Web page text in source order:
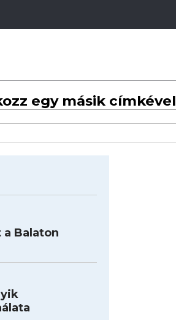
egy másik címkével
Balaton